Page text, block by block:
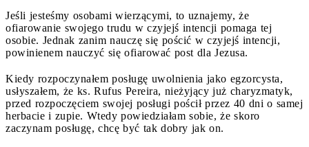
Jeśli jesteśmy osobami wierzącymi, to uznajemy, że
ofiarowanie swojego trudu w czyjejś intencji pomaga tej
osobie. Jednak zanim nauczę się pościć w czyjejś intencji,
powinienem nauczyć się ofiarować post dla Jezusa.
Kiedy rozpoczynałem posługę uwolnienia jako egzorcysta,
usłyszałem, że ks. Rufus Pereira, nieżyjący już charyzmatyk,
przed rozpoczęciem swojej posługi pościł przez 40 dni o samej
herbacie i zupie. Wtedy powiedziałam sobie, że skoro
zaczynam posługę, chcę być tak dobry jak on.